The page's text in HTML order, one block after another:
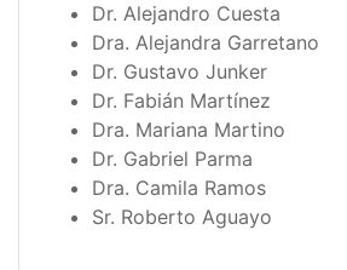
Dr. Alejandro Cuesta
Dra. Alejandra Garretano
Dr. Gustavo Junker
Dr. Fabián Martínez
Dra. Mariana Martino
Dr. Gabriel Parma
Dra. Camila Ramos
Sr. Roberto Aguayo